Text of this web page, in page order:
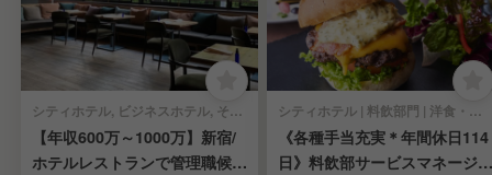
シティホテル, ビジネスホテル, その他ホテル | 料飲部門 | イタリアン, 洋食・西洋料理 | マネージャー・管理職(料飲)
【年収600万～1000万】新宿/
ホテルレストランで管理職候補
シティホテル | 料飲部門 | 洋食・西洋料理, カフェ | マネージャー・管理職(料飲)
《各種手当充実＊年間休日114
日》料飲部サービスマネージャ